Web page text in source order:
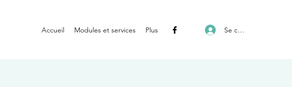
Accueil Modules et services Plus Se connecter